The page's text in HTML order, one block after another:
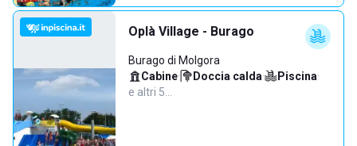
Oplà Village - Burago
Burago di Molgora
Cabine· Doccia calda· Piscina·
e altri 5…